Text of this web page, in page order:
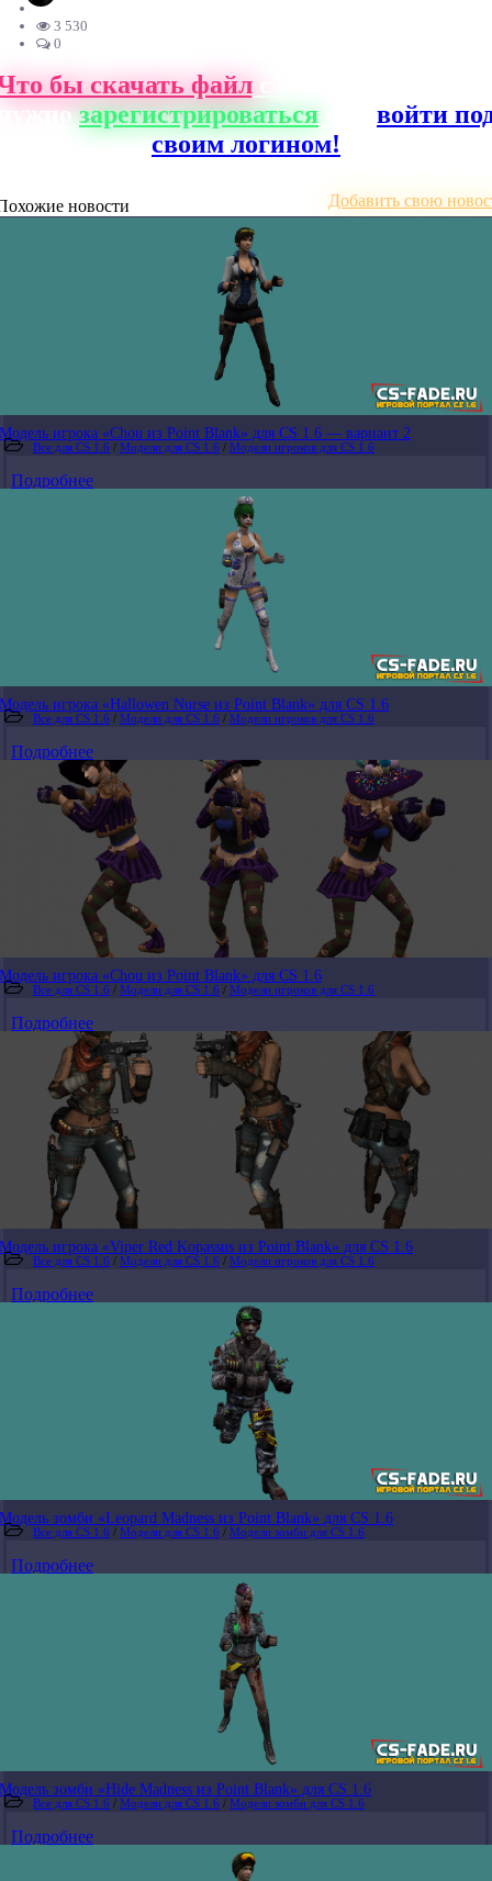
3 530
0
бы скачать файлс нашего сайта,
зарегистрироваться
войти
своим логином!
новости Добавить свою
Модель игрока «Chou из Point Blank» для CS 1.6 — вариант 2
Все для CS 1.6 / Модели для CS 1.6 / Модели игроков для CS 1.6
Подробнее
Модель игрока «Hallowen Nurse из Point Blank» для CS 1.6
Все для CS 1.6 / Модели для CS 1.6 / Модели игроков для CS 1.6
Подробнее
Модель игрока «Chou из Point Blank» для CS 1.6
Все для CS 1.6 / Модели для CS 1.6 / Модели игроков для CS 1.6
Подробнее
Модель игрока «Viper Red Kopassus из Point Blank» для CS 1.6
Все для CS 1.6 / Модели для CS 1.6 / Модели игроков для CS 1.6
Подробнее
Модель зомби «Leopard Madness из Point Blank» для CS 1.6
Все для CS 1.6 / Модели для CS 1.6 / Модели зомби для CS 1.6
Подробнее
Модель зомби «Hide Madness из Point Blank» для CS 1.6
Все для CS 1.6 / Модели для CS 1.6 / Модели зомби для CS 1.6
Подробнее